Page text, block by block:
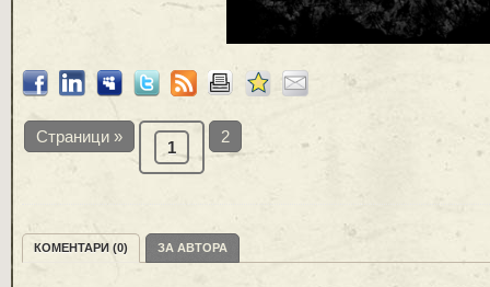
Страници »
1
2
КОМЕНТАРИ (0) ЗА АВТОРА